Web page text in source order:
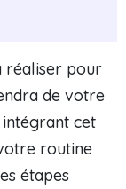
réaliser pour
de votre
cet
routine
étapes